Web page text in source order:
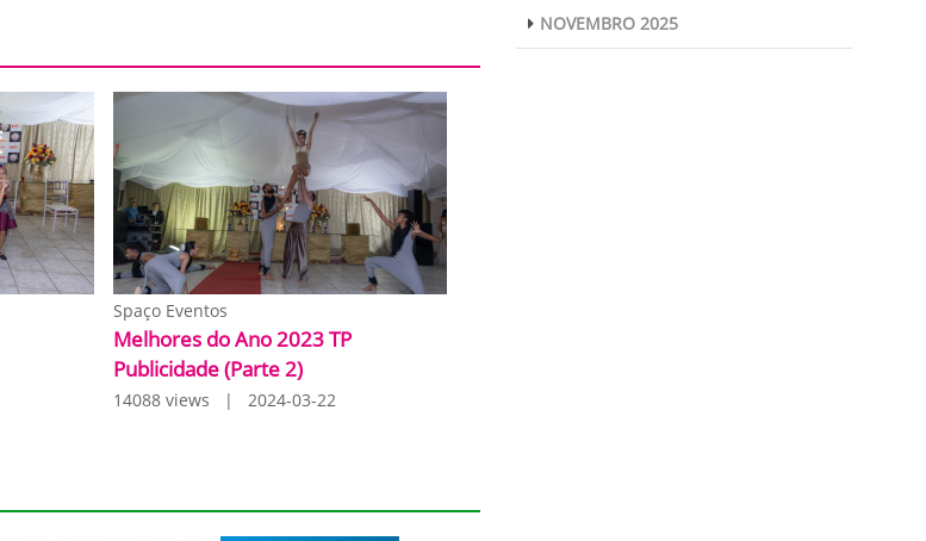
Spaço Eventos
Melhores do Ano 2023 TP
Publicidade (Parte 2)
14088 views | 2024-03-22
NOVEMBRO 2025